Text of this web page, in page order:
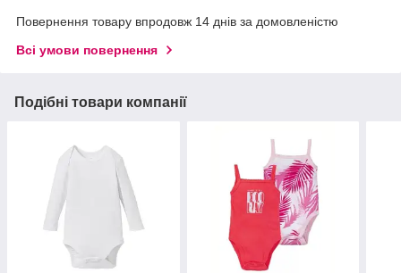
Повернення товару впродовж 14 днів за домовленістю
Всі умови повернення
Подібні товари компанії